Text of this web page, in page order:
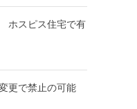
ホスピス住宅で有
更で禁止の可能